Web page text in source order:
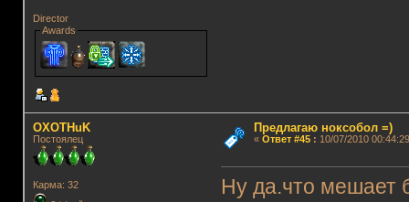
Director
Awards
OXOTHuK
Постоялец
Карма: 32
Предлагаю ноксобол =)
« Ответ #45: 10/07/2010
Ну да.что мешает